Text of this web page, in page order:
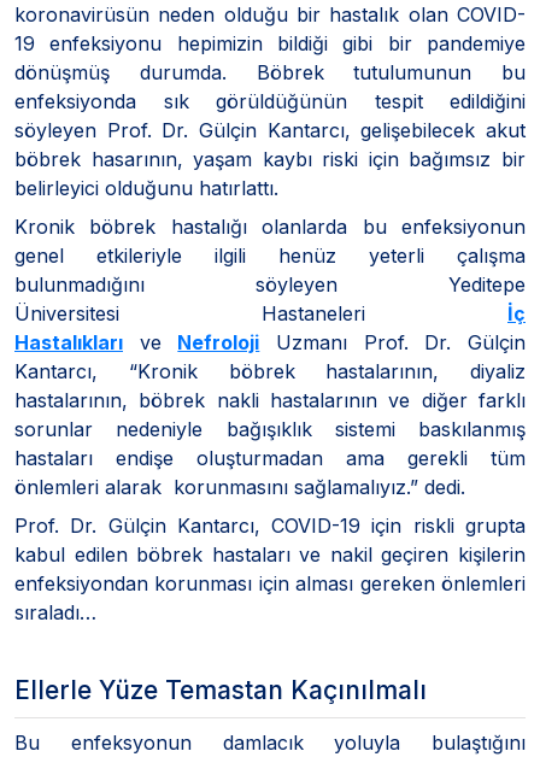
koronavirüsün neden olduğu bir hastalık olan COVID-
19 enfeksiyonu hepimizin bildiği gibi bir pandemiye
dönüşmüş durumda. Böbrek tutulumunun bu
enfeksiyonda sık görüldüğünün tespit edildiğini
söyleyen Prof. Dr. Gülçin Kantarcı, gelişebilecek akut
böbrek hasarının, yaşam kaybı riski için bağımsız bir
belirleyici olduğunu hatırlattı.
Kronik böbrek hastalığı olanlarda bu enfeksiyonun
genel etkileriyle ilgili henüz yeterli çalışma
bulunmadığını söyleyen Yeditepe
Üniversitesi Hastaneleri İç
Hastalıkları ve Nefroloji Uzmanı Prof. Dr. Gülçin
Kantarcı, “Kronik böbrek hastalarının, diyaliz
hastalarının, böbrek nakli hastalarının ve diğer farklı
sorunlar nedeniyle bağışıklık sistemi baskılanmış
hastaları endişe oluşturmadan ama gerekli tüm
önlemleri alarak korunmasını sağlamalıyız.” dedi.
Prof. Dr. Gülçin Kantarcı, COVID-19 için riskli grupta
kabul edilen böbrek hastaları ve nakil geçiren kişilerin
enfeksiyondan korunması için alması gereken önlemleri
sıraladı…
Ellerle Yüze Temastan Kaçınılmalı
Bu enfeksyonun damlacık yoluyla bulaştığını